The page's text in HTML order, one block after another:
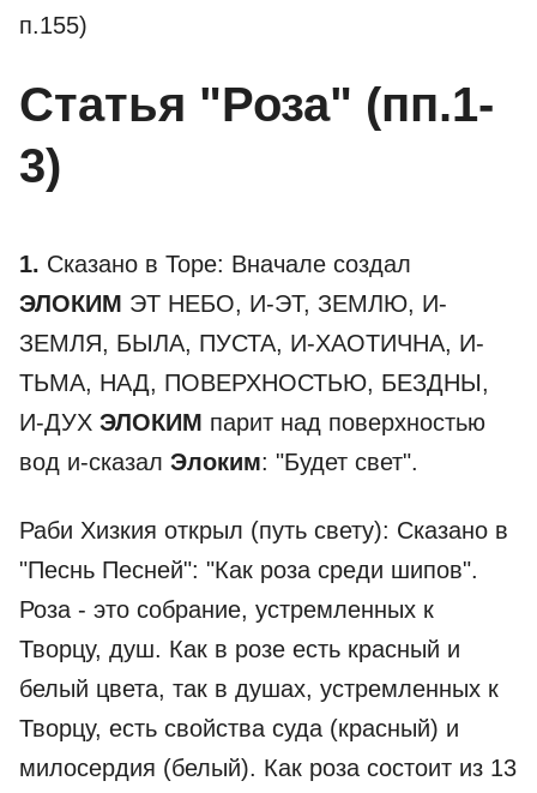
п.155)
Статья "Роза" (пп.1-
3)
1. Сказано в Торе: Вначале создал
ЭЛОКИМ ЭТ НЕБО, И-ЭТ, ЗЕМЛЮ, И-
ЗЕМЛЯ, БЫЛА, ПУСТА, И-ХАОТИЧНА, И-
ТЬМА, НАД, ПОВЕРХНОСТЬЮ, БЕЗДНЫ,
И-ДУХ ЭЛОКИМ парит над поверхностью
вод и-сказал Элоким: "Будет свет".
Раби Хизкия открыл (путь свету): Сказано в
"Песнь Песней": "Как роза среди шипов".
Роза - это собрание, устремленных к
Творцу, душ. Как в розе есть красный и
белый цвета, так в душах, устремленных к
Творцу, есть свойства суда (красный) и
милосердия (белый). Как роза состоит из 13